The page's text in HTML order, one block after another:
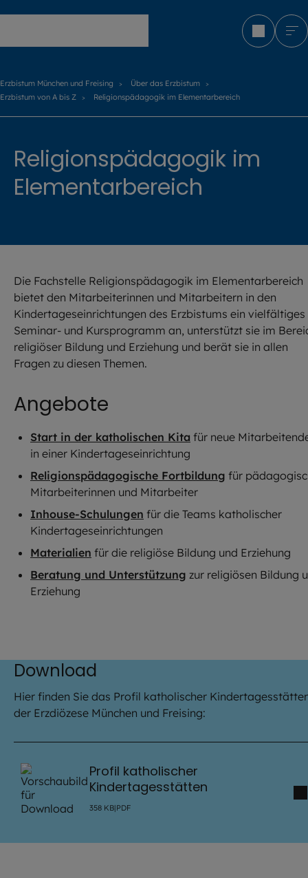
Erzbistum München und Freising
Über das Erzbistum
Erzbistum von A bis Z
Religionspädagogik im Elementarbereich
Religionspädagogik im
Elementarbereich
Die Fachstelle Religionspädagogik im Elementarbereich
bietet den Mitarbeiterinnen und Mitarbeitern in den
Kindertageseinrichtungen des Erzbistums ein vielfältiges
Seminar- und Kursprogramm an, unterstützt sie im
religiöser Bildung und Erziehung und berät sie in allen
Fragen zu diesen Themen.
Angebote
Start in der katholischen Kita für neue
in einer Kindertageseinrichtung
Religionspädagogische Fortbildung für
Mitarbeiterinnen und Mitarbeiter
Inhouse-Schulungen für die Teams katholischer
Kindertageseinrichtungen
Materialien für die religiöse Bildung und Erziehung
Beratung und Unterstützung zur religiösen Bildung
Erziehung
Download
Hier finden Sie das Profil katholischer
der Erzdiözese München und Freising:
Profil katholischer
Kindertagesstätten
358 KB|PDF